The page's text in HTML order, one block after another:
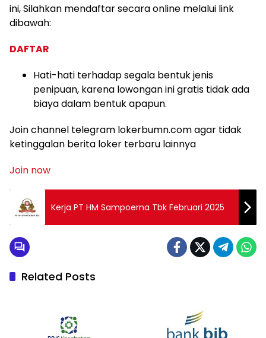
ini, Silahkan mendaftar secara online melalui link
dibawah:
DAFTAR
Hati-hati terhadap segala bentuk jenis
penipuan, karena lowongan ini gratis tidak ada
biaya dalam bentuk apapun.
Join channel telegram lokerbumn.com agar tidak
ketinggalan berita loker terbaru lainnya
Join now
Kerja PT HM Sampoerna Tbk Februari 2025
Related Posts